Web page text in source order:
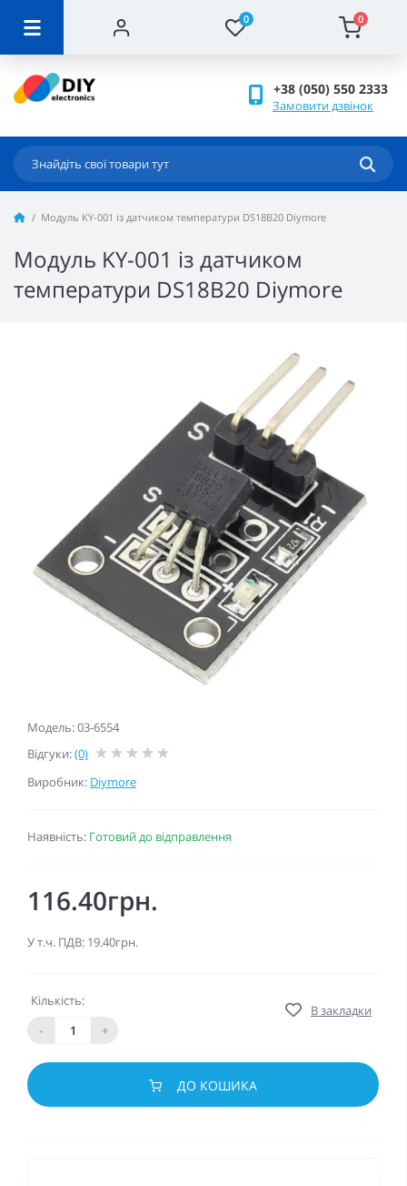
0 0
+38 (050) 550 2333
Замовити дзвінок
Модуль KY-001 із датчиком температури DS18B20 Diymore
Модуль KY-001 із датчиком
температури DS18B20 Diymore
Модель: 03-6554
Відгуки:(0)
Виробник: Diymore
Наявність: Готовий до відправлення
116.40грн.
У т.ч. ПДВ: 19.40грн.
Кількість:
-
+
В закладки
ДО КОШИКА